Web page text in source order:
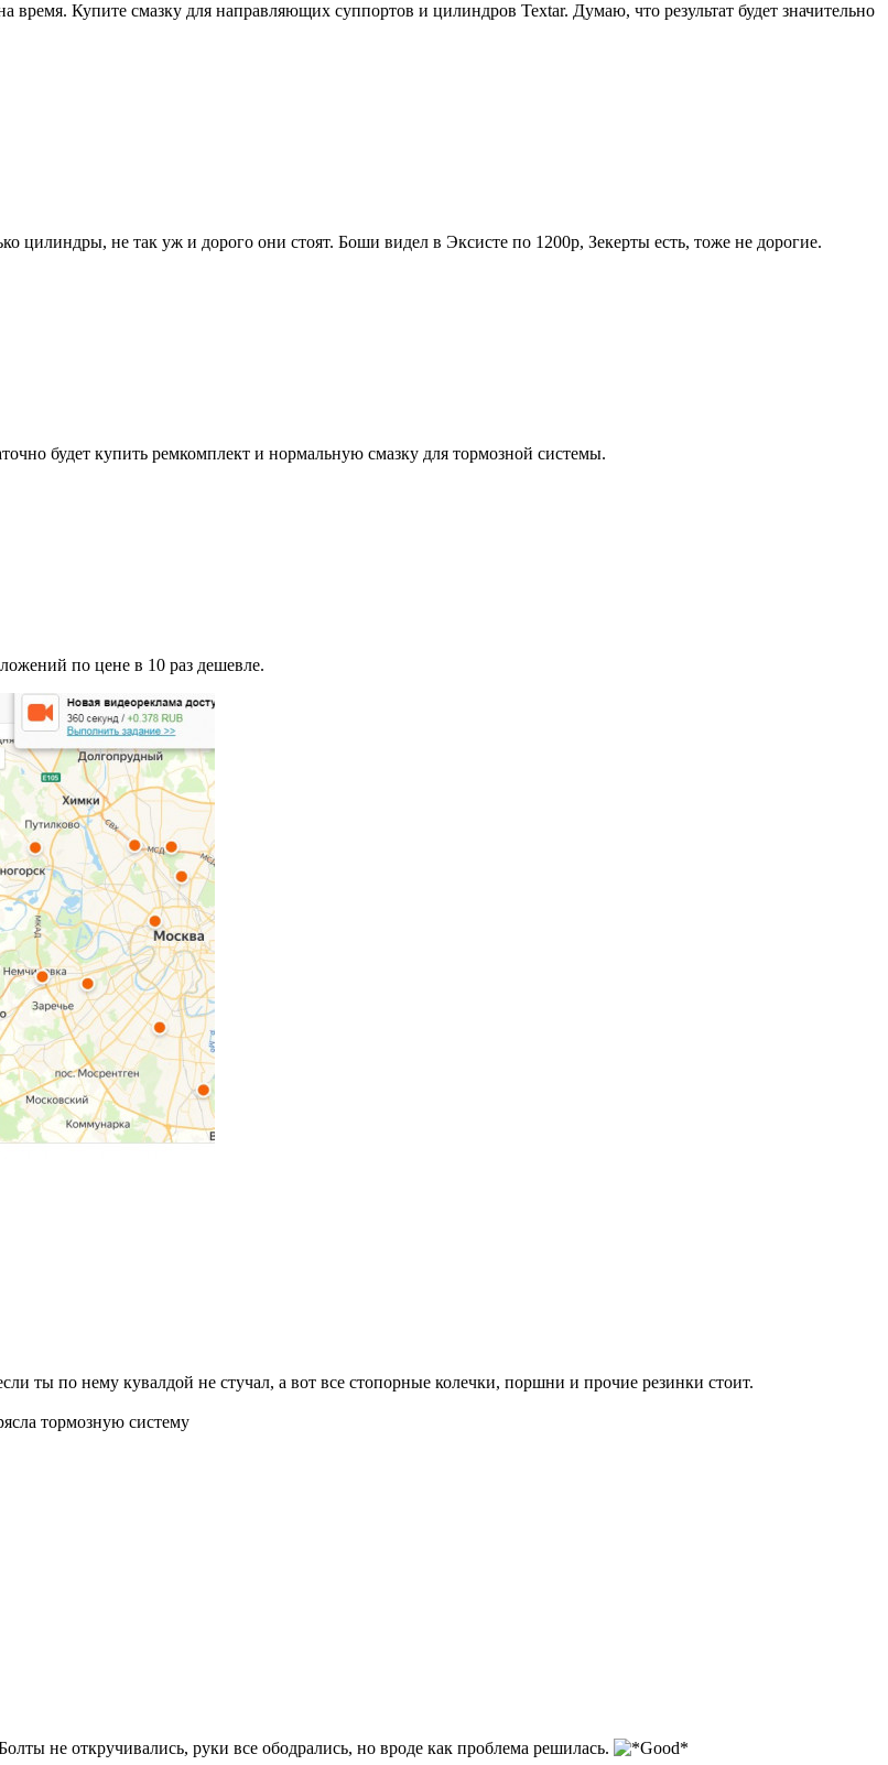
Купите смазку для направляющих суппортов и цилиндров Textar. Думаю, что результат будет значительно
цилиндры, не так уж и дорого они стоят. Боши видел в Эксисте по 1200р, Зекерты есть, тоже не дорогие.
будет купить ремкомплект и нормальную смазку для тормозной системы.
по цене в 10 раз дешевле.
ты по нему кувалдой не стучал, а вот все стопорные колечки, поршни и прочие резинки стоит.
тормозную систему
не откручивались, руки все ободрались, но вроде как проблема решилась.